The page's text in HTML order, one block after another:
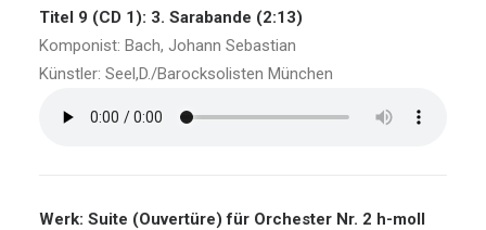
Titel 9 (CD 1): 3. Sarabande (2:13)
Komponist: Bach, Johann Sebastian
Künstler: Seel,D./Barocksolisten München
Werk: Suite (Ouvertüre) für Orchester Nr. 2 h-moll